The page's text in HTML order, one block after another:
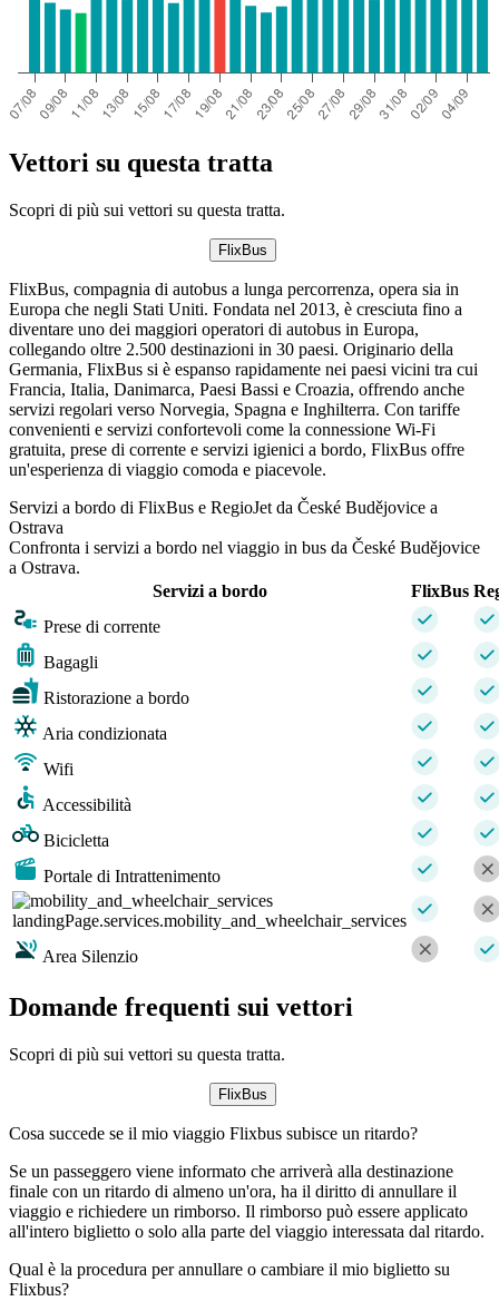
Vettori su questa tratta
Scopri di più sui vettori su questa tratta.
FlixBus
FlixBus, compagnia di autobus a lunga percorrenza, opera sia in
Europa che negli Stati Uniti. Fondata nel 2013, è cresciuta fino a
diventare uno dei maggiori operatori di autobus in Europa,
collegando oltre 2.500 destinazioni in 30 paesi. Originario della
Germania, FlixBus si è espanso rapidamente nei paesi vicini tra cui
Francia, Italia, Danimarca, Paesi Bassi e Croazia, offrendo anche
servizi regolari verso Norvegia, Spagna e Inghilterra. Con tariffe
convenienti e servizi confortevoli come la connessione Wi-Fi
gratuita, prese di corrente e servizi igienici a bordo, FlixBus offre
un'esperienza di viaggio comoda e piacevole.
Servizi a bordo di FlixBus e RegioJet da České Budějovice a
Ostrava
Confronta i servizi a bordo nel viaggio in bus da České Budějovice
a Ostrava.
Servizi a bordo
FlixBus
Prese di corrente
Bagagli
Ristorazione a bordo
Aria condizionata
Wifi
Accessibilità
Bicicletta
Portale di Intrattenimento
landingPage.services.mobility_and_wheelchair_services
Area Silenzio
Domande frequenti sui vettori
Scopri di più sui vettori su questa tratta.
FlixBus
Cosa succede se il mio viaggio Flixbus subisce un ritardo?
Se un passeggero viene informato che arriverà alla destinazione
finale con un ritardo di almeno un'ora, ha il diritto di annullare il
viaggio e richiedere un rimborso. Il rimborso può essere applicato
all'intero biglietto o solo alla parte del viaggio interessata dal ritardo.
Qual è la procedura per annullare o cambiare il mio biglietto su
Flixbus?